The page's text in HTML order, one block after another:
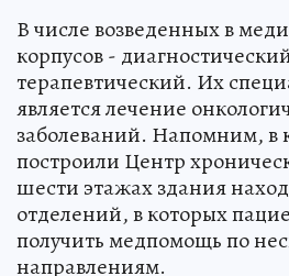
В числе возведенных в
корпусов -
терапевтический. Их
является лечение
заболеваний. Напомним, в
построили Центр
шести этажах здания
отделений, в которых
получить медпомощь по
направлениям.